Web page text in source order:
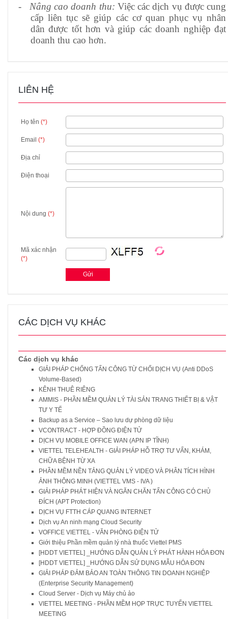
-
Nâng cao doanh thu: Việc các dịch vụ được cung
cấp liên tục sẽ giúp các cơ quan phục vụ nhân
dân được tốt hơn và giúp các doanh nghiệp đạt
doanh thu cao hơn.
LIÊN HỆ
Họ tên (*)
Email (*)
Địa chỉ
Điện thoại
Nội dung (*)
Mã xác nhận
(*)
CÁC DỊCH VỤ KHÁC
Các dịch vụ khác
GIẢI PHÁP CHỐNG TẤN CÔNG TỪ CHỐI DỊCH VỤ (Anti DDoS
Volume-Based)
KÊNH THUÊ RIÊNG
AMMIS - PHẦN MỀM QUẢN LÝ TÀI SẢN TRANG THIẾT BỊ & VẬT
TƯ Y TẾ
Backup as a Service – Sao lưu dự phòng dữ liệu
VCONTRACT - HỢP ĐỒNG ĐIỆN TỬ
DỊCH VỤ MOBILE OFFICE WAN (APN IP TĨNH)
VIETTEL TELEHEALTH - GIẢI PHÁP HỖ TRỢ TƯ VẤN, KHÁM,
CHỮA BỆNH TỪ XA
PHẦN MỀM NỀN TẢNG QUẢN LÝ VIDEO VÀ PHÂN TÍCH HÌNH
ẢNH THÔNG MINH (VIETTEL VMS - IVA )
GIẢI PHÁP PHÁT HIỆN VÀ NGĂN CHĂN TẤN CÔNG CÓ CHỦ
ĐÍCH (APT Protection)
DỊCH VỤ FTTH CÁP QUANG INTERNET
Dịch vụ An ninh mạng Cloud Security
VOFFICE VIETTEL - VĂN PHÒNG ĐIỆN TỬ
Giới thiệu Phần mềm quản lý nhà thuốc Viettel PMS
[HDDT VIETTEL] _HƯỚNG DẪN QUẢN LÝ PHÁT HÀNH HÓA ĐƠN
[HDDT VIETTEL] _HƯỚNG DẪN SỬ DỤNG MẪU HÓA ĐƠN
GIẢI PHÁP ĐẢM BẢO AN TOÀN THÔNG TIN DOANH NGHIỆP
(Enterprise Security Management)
Cloud Server - Dịch vụ Máy chủ ảo
VIETTEL MEETING - PHẦN MỀM HỌP TRỰC TUYẾN VIETTEL
MEETING